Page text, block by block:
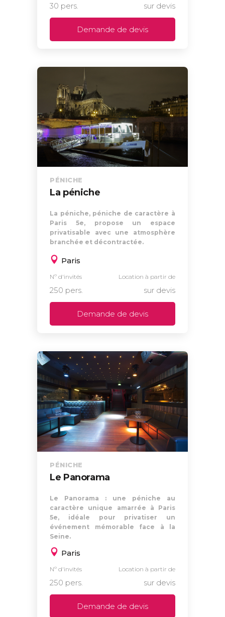
30 pers. sur devis
Demande de devis
PÉNICHE
La péniche
La péniche, péniche de caractère à
Paris 5e, propose un espace
privatisable avec une atmosphère
branchée et décontractée.
Paris
Nº d'invités
250 pers.
Location à partir de
sur devis
Demande de devis
PÉNICHE
Le Panorama
Le Panorama : une péniche au
caractère unique amarrée à Paris
5e, idéale pour privatiser un
événement mémorable face à la
Seine.
Paris
Nº d'invités
250 pers.
Location à partir de
sur devis
Demande de devis